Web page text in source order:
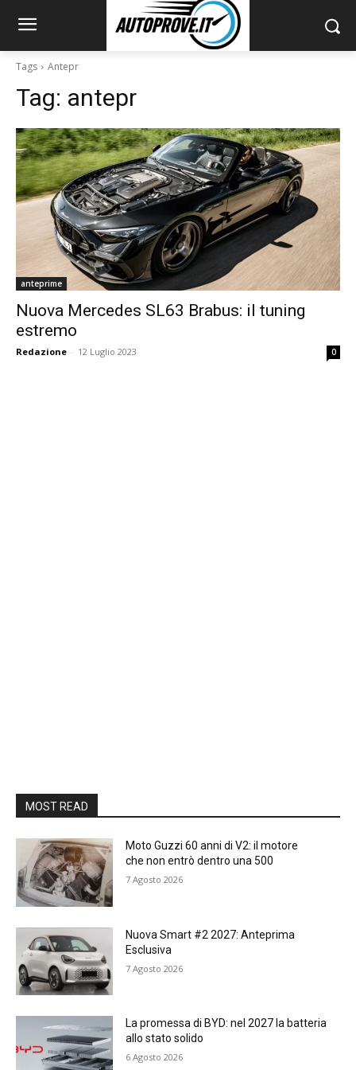
Tags Antepr
Tag: antepr
anteprime
Nuova Mercedes SL63 Brabus: il tuning
estremo
Redazione - 12 Luglio 2023 0
MOST READ
Moto Guzzi 60 anni di V2: il motore
che non entrò dentro una 500
7 Agosto 2026
Nuova Smart #2 2027: Anteprima
Esclusiva
7 Agosto 2026
La promessa di BYD: nel 2027 la batteria
allo stato solido
6 Agosto 2026